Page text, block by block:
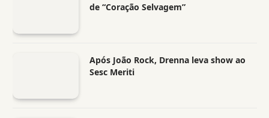
de “Coração Selvagem”
Após João Rock, Drenna leva show ao
Sesc Meriti